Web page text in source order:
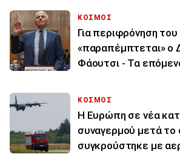
ΚΟΣΜΟΣ
Για περιφρόνηση
«παραπέμπτεται» ο
Φάουτσι - Τα
ΚΟΣΜΟΣ
Η Ευρώπη σε νέα
συναγερμού μετά το
συγκρούστηκε με